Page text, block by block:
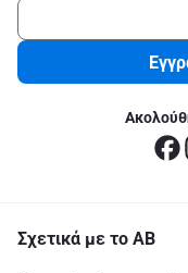
Σχετικά με το ΑΒ